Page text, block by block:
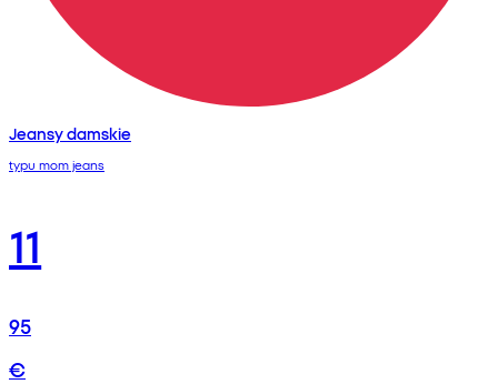
Jeansy damskie
typu mom jeans
11
95
€